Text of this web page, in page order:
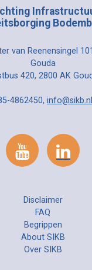
van Reenensingel
Gouda
420, 2800 AK
4862450, info@sikb.nl
Disclaimer
FAQ
Begrippen
About SIKB
Over SIKB